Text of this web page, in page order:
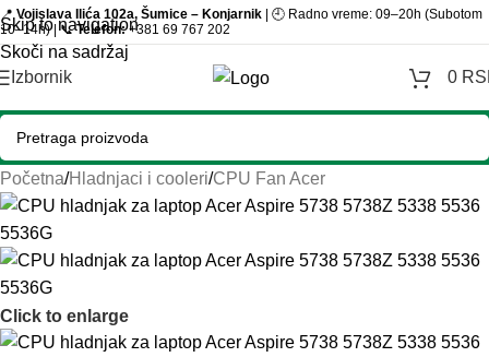
Skip to navigation
Skoči na sadržaj
📍Vojislava Ilića 102a, Šumice – Konjarnik | 🕘 Radno vreme: 09–20h (Subotom
10–14h) | 📞Telefon:+381 69 767 202
Izbornik 0
Početna/Hladnjaci i cooleri/CPU Fan Acer
Click to enlarge